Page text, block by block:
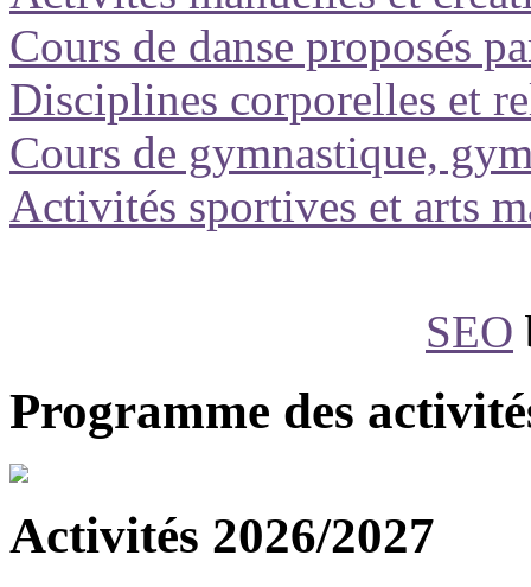
Cours de danse proposés
Disciplines corporelles et
Cours de gymnastique,
Activités sportives et arts
SEO
Programme des
Activités 2026/2027